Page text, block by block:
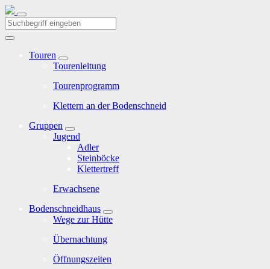
Touren
Tourenleitung
Tourenprogramm
Klettern an der Bodenschneid
Gruppen
Jugend
Adler
Steinböcke
Klettertreff
Erwachsene
Bodenschneidhaus
Wege zur Hütte
Übernachtung
Öffnungszeiten